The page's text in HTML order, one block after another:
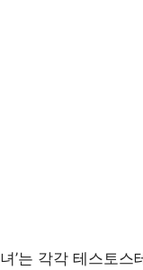
녀’는 각각 테스